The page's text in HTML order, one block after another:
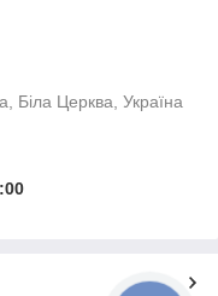
Біла Церква, Україна